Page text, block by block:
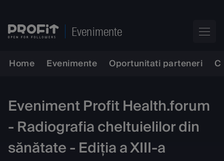
Evenimente
Home Evenimente Oportunitati parteneri
Eveniment Profit Health.forum
- Radiografia cheltuielilor din
sănătate - Ediția a XIII-a